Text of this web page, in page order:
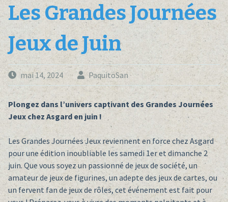
Les Grandes Journées
Jeux de Juin
mai 14, 2024 PaquitoSan
Plongez dans l’univers captivant des Grandes Journées
Jeux chez Asgard en juin !
Les Grandes Journées Jeux reviennent en force chez Asgard
pour une édition inoubliable les samedi 1er et dimanche 2
juin. Que vous soyez un passionné de jeux de société, un
amateur de jeux de figurines, un adepte des jeux de cartes, ou
un fervent fan de jeux de rôles, cet événement est fait pour